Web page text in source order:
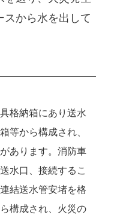
スから水を出して
格納箱にあり送水
等から構成され、
あります。消防車
水口、接続するこ
結送水管安堵を格
構成され、火災の